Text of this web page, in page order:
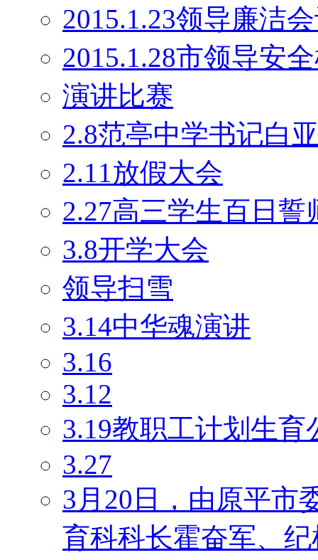
2015.1.23领导廉洁
2015.1.28市领导安
演讲比赛
2.8范亭中学书记白
2.11放假大会
2.27高三学生百日誓
3.8开学大会
领导扫雪
3.14中华魂演讲
3.16
3.12
3.19教职工计划生育
3.27
3月20日，由原平市
育科科长霍奋军、